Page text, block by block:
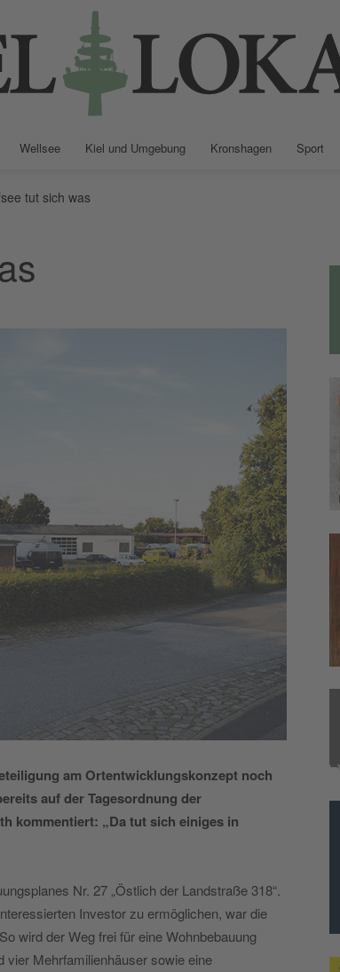
Wellsee Kiel und Umgebung Kronshagen Sport
tut sich was
am Ortentwicklungskonzept noch
auf derTagesordnung der
kommentiert: „Da tut sich einiges in
Nr. 27 „Östlich der Landstraße 318“.
Investor zu ermöglichen, war die
wird der Weg frei für eine Wohnbebauung
vier Mehrfamilienhäuser sowie eine